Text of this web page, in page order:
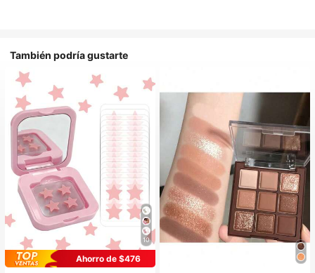
También podría gustarte
10
Ahorro de $476